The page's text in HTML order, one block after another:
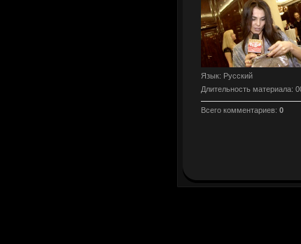
Язык: Русский
Длительность материала:
Всего комментариев: 0